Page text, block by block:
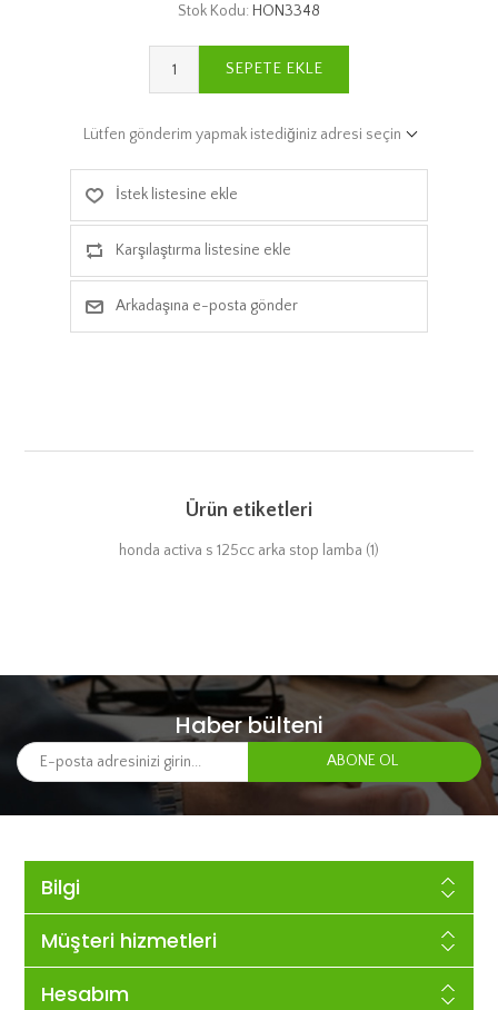
Stok Kodu: HON3348
SEPETE EKLE
Lütfen gönderim yapmak istediğiniz adresi seçin
İstek listesine ekle
Karşılaştırma listesine ekle
Arkadaşına e-posta gönder
Ürün etiketleri
honda activa s 125cc arka stop lamba (1)
Haber bülteni
Bilgi
Müşteri hizmetleri
Hesabım